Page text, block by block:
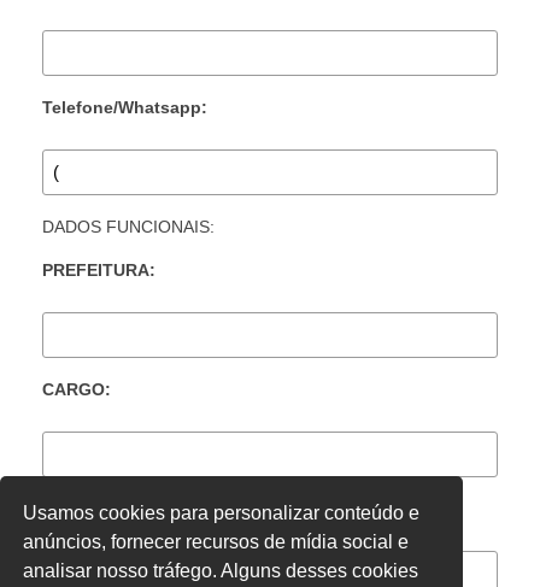
Telefone/Whatsapp:
DADOS FUNCIONAIS:
PREFEITURA:
CARGO:
LOCAL DE TRABALHO:
Usamos cookies para personalizar conteúdo e
anúncios, fornecer recursos de mídia social e
analisar nosso tráfego. Alguns desses cookies